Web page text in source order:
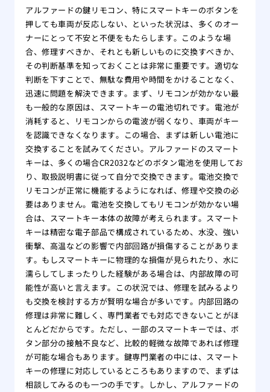
アルファードの鍵リモコン、特にスマートキーのボタンを
押しても車両が反応しない、といった状況は、多くのオー
ナーにとって不安と不便をもたらします。このような場
合、修理すべきか、それとも新しいものに交換すべきか、
その判断基準を知っておくことは非常に重要です。適切な
判断を下すことで、無駄な費用や時間をかけることなく、
迅速に問題を解決できます。まず、リモコンが効かない最
も一般的な原因は、スマートキーの電池切れです。電池が
消耗すると、リモコンからの電波が弱くなり、車両がキー
を認識できなくなります。この場合、まずは新しい電池に
交換することを試みてください。アルファードのスマート
キーは、多くの場合CR2032などのボタン電池を使用してお
り、取扱説明書に従って自分で交換できます。電池交換で
リモコンが正常に機能するようになれば、修理や交換の必
要はありません。電池を交換してもリモコンが効かない場
合は、スマートキー本体の故障が考えられます。スマート
キーは精密な電子部品で構成されているため、水没、強い
衝撃、高温などの影響で内部回路が損傷することがありま
す。もしスマートキーに物理的な損傷が見られたり、水に
濡らしてしまったりした経験がある場合は、内部故障の可
能性が高いと言えます。この状況では、修理を試みるより
も交換を検討する方が賢明な場合が多いです。内部回路の
修理は非常に難しく、専門業者でも対応できないことがほ
とんどだからです。ただし、一部のスマートキーでは、ボ
タン部分の接触不良など、比較的軽微な故障であれば修理
が可能な場合もあります。鍵専門業者の中には、スマート
キーの修理に対応しているところもありますので、まずは
相談してみるのも一つの手です。しかし、アルファードの